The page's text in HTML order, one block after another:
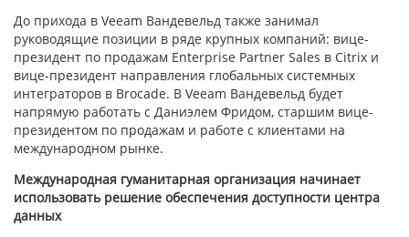
До прихода в Veeam Вандевельд также занимал
руководящие позиции в ряде крупных компаний: вице-
президент по продажам Enterprise Partner Sales в Citrix и
вице-президент направления глобальных системных
интеграторов в Brocade. В Veeam Вандевельд будет
напрямую работать с Даниэлем Фридом, старшим вице-
президентом по продажам и работе с клиентами на
международном рынке.
Международная гуманитарная организация начинает
использовать решение обеспечения доступности центра
данных